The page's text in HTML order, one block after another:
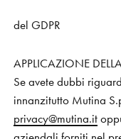
del GDPR
APPLICAZIONE
Se avete dubbi
innanzitutto Mutina
privacy@mutina.it